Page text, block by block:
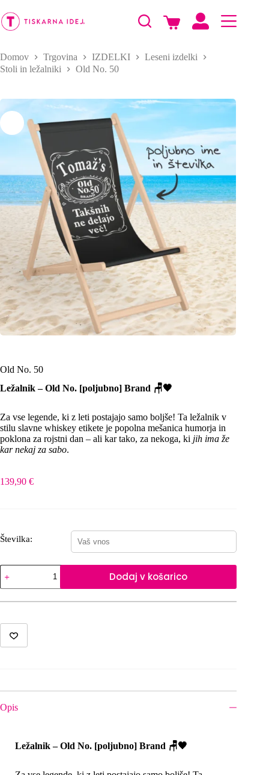
to
content
Shopping
Domov Trgovina IZDELKI
Leseni izdelki
Stoli in ležalniki
Old No. 50
Old No. 50
Ležalnik – Old No. [poljubno] Brand 🪑🖤
Za vse legende, ki z leti postajajo samo boljše! Ta ležalnik v
stilu slavne whiskey etikete je popolna mešanica humorja in
poklona za rojstni dan – ali kar tako, za nekoga, ki jih ima že
kar nekaj za sabo.
139,90 €
Številka:
Old
No.
50
količina
Dodaj v košarico
Opis
Ležalnik – Old No. [poljubno] Brand 🪑🖤